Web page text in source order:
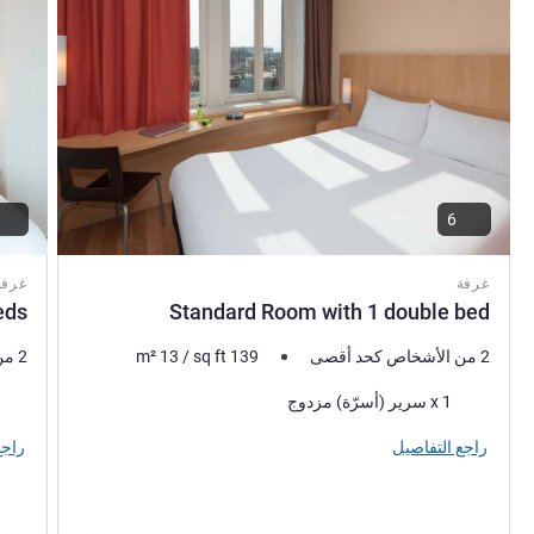
غرفة
Standard Room with 1 double bed
2 من الأشخاص كحد أقصى m² 13 /sq ft 139
فرش السرير
1 x سرير (أسرّة) مزدوج
راجع التفاصيل
2 من الأشخاص كحد أقصى